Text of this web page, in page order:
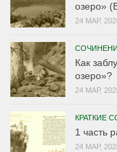
озеро»
24 МАР,
Как
озеро»?
24 МАР,
КРАТКИЕ
1 часть
24 МАР,